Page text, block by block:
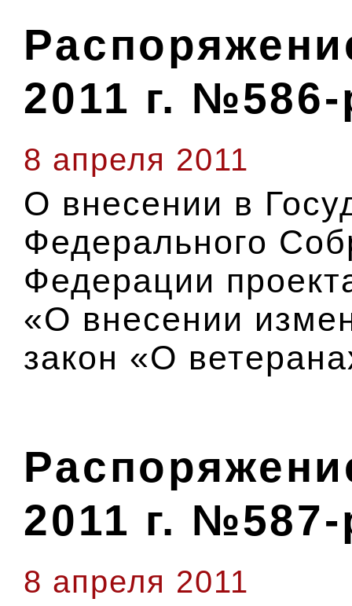
2011 г.
8 апреля 2011
О внесении в
Федерального
Федерации
«О внесении
закон «О
2011 г.
8 апреля 2011